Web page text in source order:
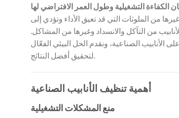
من الملوثات التي قد تعيق الأداء وتؤدي إلى
من التآكل والانسداد وغيرها من المشاكل.
لتحقيق أفضل النتائج.
أهمية تنظيف الأنابيب الصناعية
منع المشكلات التشغيلية